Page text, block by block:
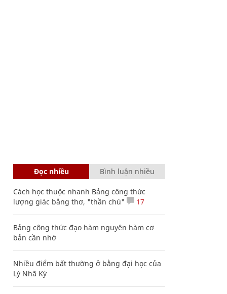
Đọc nhiều Bình luận nhiều
Cách học thuộc nhanh Bảng công thức
lượng giác bằng thơ, "thần chú"
17
Bảng công thức đạo hàm nguyên hàm cơ
bản cần nhớ
Nhiều điểm bất thường ở bằng đại học của
Lý Nhã Kỳ